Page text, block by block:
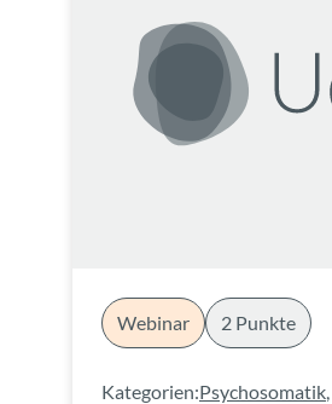
Webinar 2 Punkte
Kategorien:Psychosomatik,